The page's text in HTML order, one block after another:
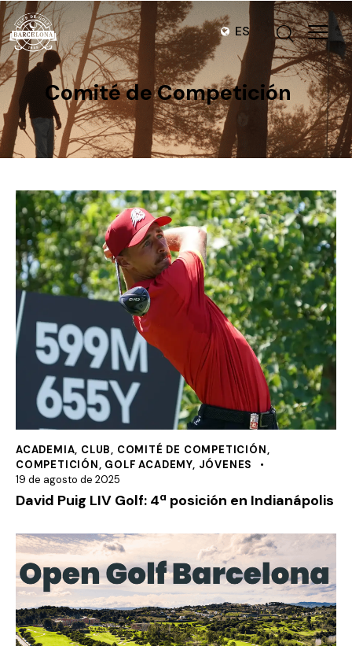
ES
Comité de Competición
ACADEMIA, CLUB, COMITÉ DE COMPETICIÓN,
COMPETICIÓN, GOLF ACADEMY, JÓVENES
19 de agosto de 2025
David Puig LIV Golf: 4ª posición en Indianápolis